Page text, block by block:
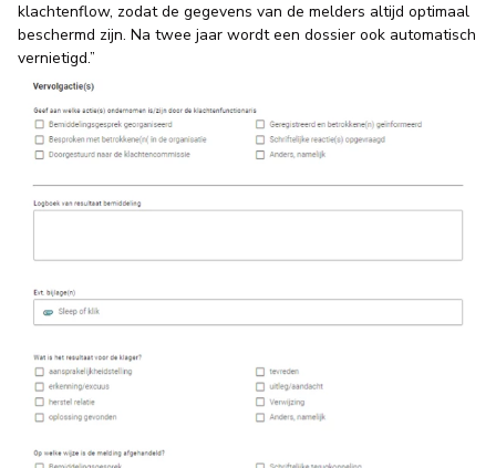
klachtenflow, zodat de gegevens van de melders altijd optimaal
beschermd zijn. Na twee jaar wordt een dossier ook automatisch
vernietigd.”